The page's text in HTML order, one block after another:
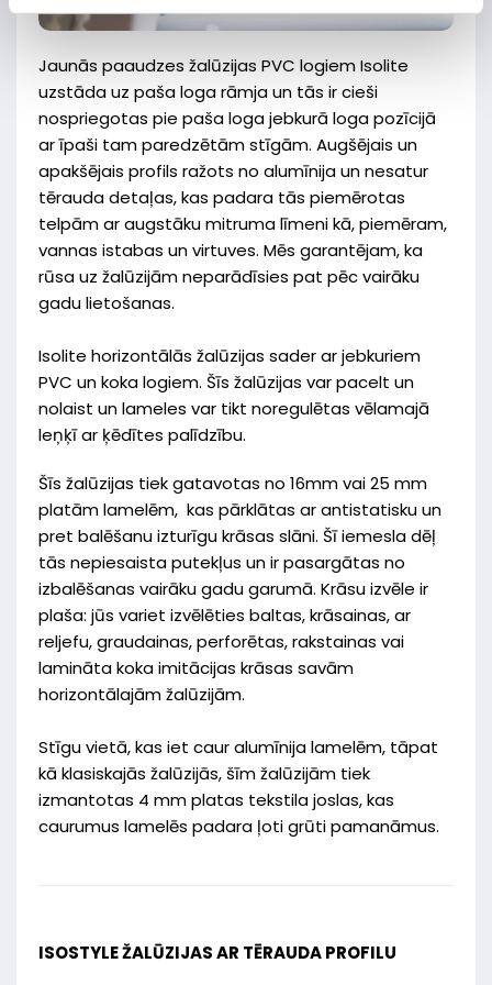
Jaunās paaudzes žalūzijas PVC logiem Isolite
uzstāda uz paša loga rāmja un tās ir cieši
nospriegotas pie paša loga jebkurā loga pozīcijā
ar īpaši tam paredzētām stīgām. Augšējais un
apakšējais profils ražots no alumīnija un nesatur
tērauda detaļas, kas padara tās piemērotas
telpām ar augstāku mitruma līmeni kā, piemēram,
vannas istabas un virtuves. Mēs garantējam, ka
rūsa uz žalūzijām neparādīsies pat pēc vairāku
gadu lietošanas.
Isolite horizontālās žalūzijas sader ar jebkuriem
PVC un koka logiem. Šīs žalūzijas var pacelt un
nolaist un lameles var tikt noregulētas vēlamajā
leņķī ar ķēdītes palīdzību.
Šīs žalūzijas tiek gatavotas no 16mm vai 25 mm
platām lamelēm, kas pārklātas ar antistatisku un
pret balēšanu izturīgu krāsas slāni. Šī iemesla dēļ
tās nepiesaista putekļus un ir pasargātas no
izbalēšanas vairāku gadu garumā. Krāsu izvēle ir
plaša: jūs variet izvēlēties baltas, krāsainas, ar
reljefu, graudainas, perforētas, rakstainas vai
lamināta koka imitācijas krāsas savām
horizontālajām žalūzijām.
Stīgu vietā, kas iet caur alumīnija lamelēm, tāpat
kā klasiskajās žalūzijās, šīm žalūzijām tiek
izmantotas 4 mm platas tekstila joslas, kas
caurumus lamelēs padara ļoti grūti pamanāmus.
ISOSTYLE ŽALŪZIJAS AR TĒRAUDA PROFILU